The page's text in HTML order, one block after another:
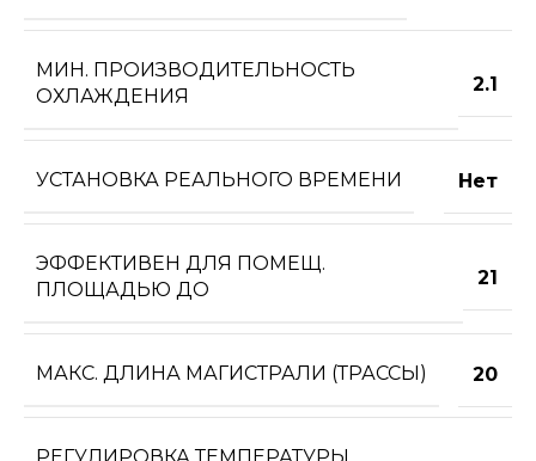
МИН. ПРОИЗВОДИТЕЛЬНОСТЬ
ОХЛАЖДЕНИЯ
2.1
УСТАНОВКА РЕАЛЬНОГО ВРЕМЕНИ Нет
ЭФФЕКТИВЕН ДЛЯ ПОМЕЩ.
ПЛОЩАДЬЮ ДО
21
МАКС. ДЛИНА МАГИСТРАЛИ (ТРАССЫ) 20